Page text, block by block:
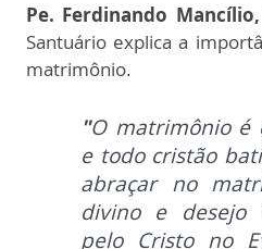
Pe. Ferdinando Mancílio,
Santuário explica a
matrimônio.
"O matrimônio é
e todo cristão
abraçar no
divino e desejo
pelo Cristo no